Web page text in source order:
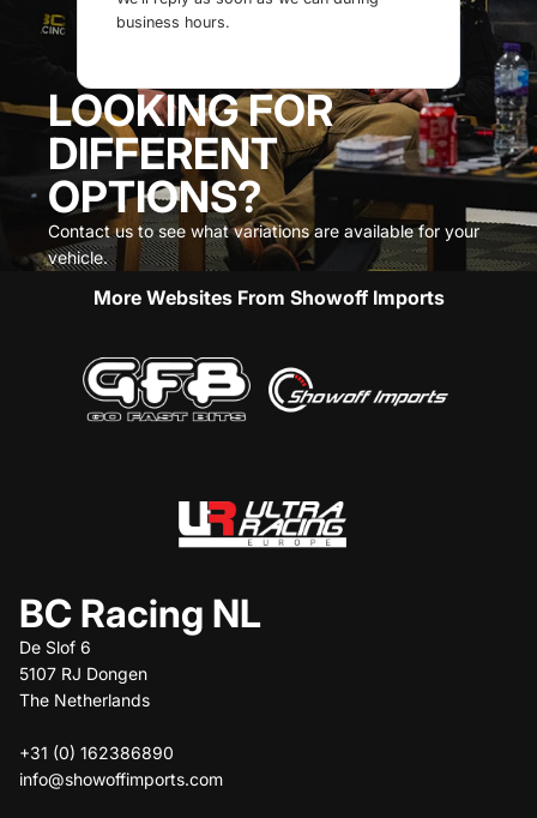
business hours.
LOOKING FOR
DIFFERENT
OPTIONS?
Contact us to see what variations are available for your
vehicle.
More Websites From Showoff Imports
BC Racing NL
De Slof 6
5107 RJ Dongen
The Netherlands
+31 (0) 162386890
info@showoffimports.com